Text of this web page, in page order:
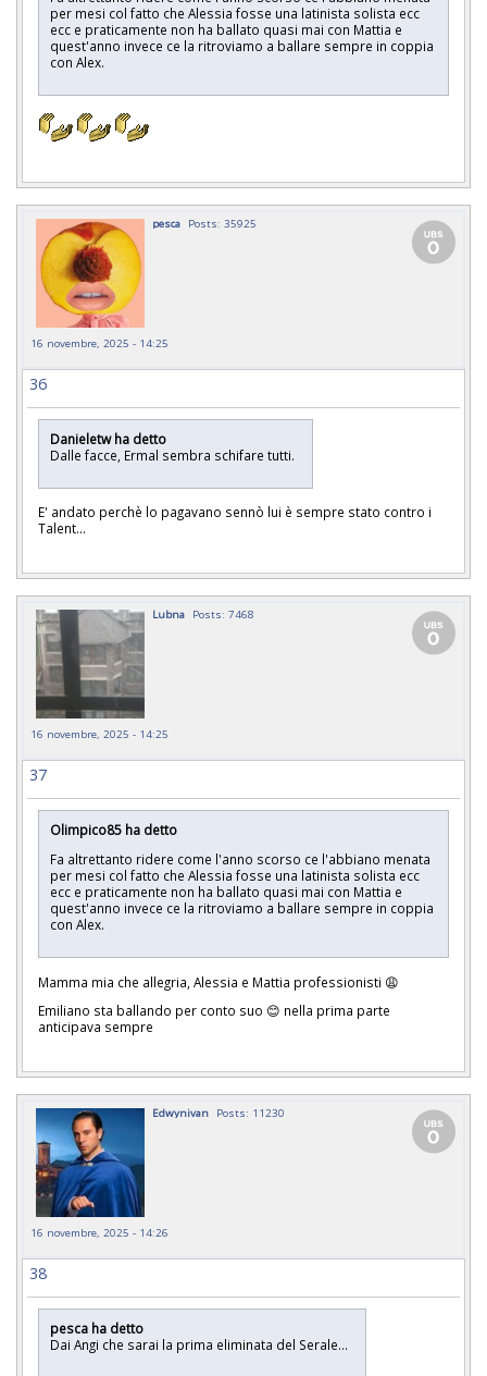
per mesi col fatto che Alessia fosse una latinista solista ecc
ecc e praticamente non ha ballato quasi mai con Mattia e
quest'anno invece ce la ritroviamo a ballare sempre in coppia
con Alex.
pesca Posts: 35925
16 novembre, 2025 - 14:25
36
Danieletw ha detto
Dalle facce, Ermal sembra schifare tutti.
E' andato perchè lo pagavano sennò lui è sempre stato contro i
Talent...
Lubna Posts: 7468
16 novembre, 2025 - 14:25
37
Olimpico85 ha detto
Fa altrettanto ridere come l'anno scorso ce l'abbiano menata
per mesi col fatto che Alessia fosse una latinista solista ecc
ecc e praticamente non ha ballato quasi mai con Mattia e
quest'anno invece ce la ritroviamo a ballare sempre in coppia
con Alex.
Mamma mia che allegria, Alessia e Mattia professionisti 😩
Emiliano sta ballando per conto suo 😊 nella prima parte
anticipava sempre
Edwynivan Posts: 11230
16 novembre, 2025 - 14:26
38
pesca ha detto
Dai Angi che sarai la prima eliminata del Serale...